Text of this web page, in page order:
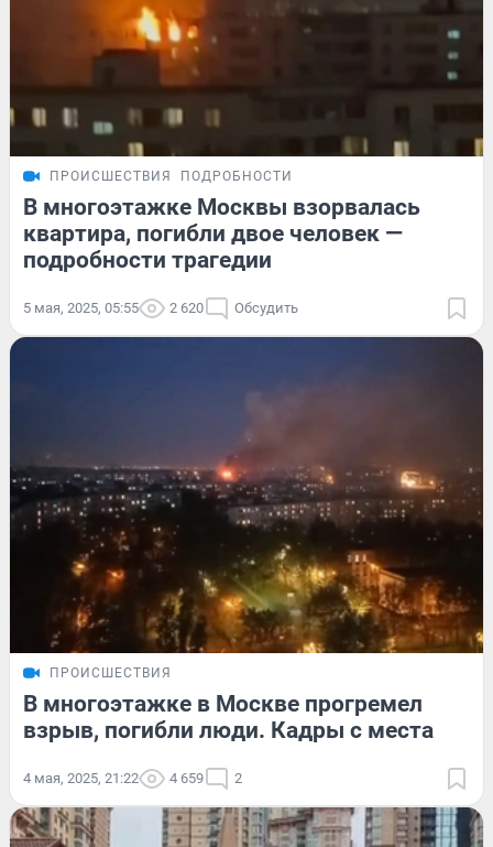
ПРОИСШЕСТВИЯ ПОДРОБНОСТИ
В многоэтажке Москвы взорвалась
квартира, погибли двое человек —
подробности трагедии
5 мая, 2025, 05:55 2 620 Обсудить
ПРОИСШЕСТВИЯ
В многоэтажке в Москве прогремел
взрыв, погибли люди. Кадры с места
4 мая, 2025, 21:22 4 659 2